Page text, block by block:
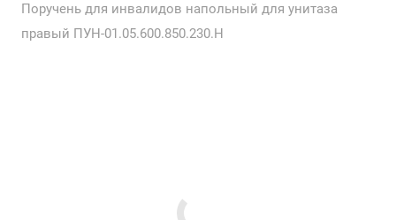
Поручень для инвалидов напольный для унитаза
правый ПУН-01.05.600.850.230.Н